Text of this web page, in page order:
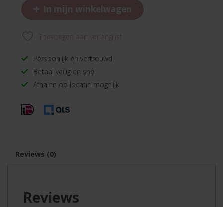
+ In mijn winkelwagen
Persoonlijk en vertrouwd
Betaal veilig en snel
Afhalen op locatie mogelijk
Reviews (0)
Reviews